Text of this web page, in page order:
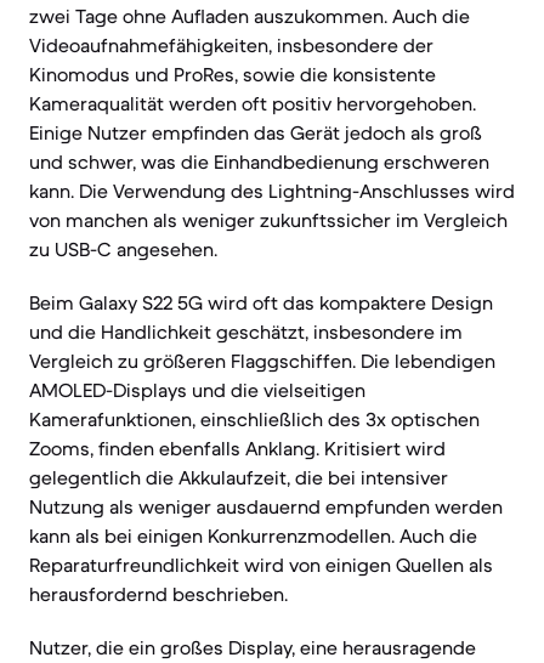
zwei Tage ohne Aufladen auszukommen. Auch die
Videoaufnahmefähigkeiten, insbesondere der
Kinomodus und ProRes, sowie die konsistente
Kameraqualität werden oft positiv hervorgehoben.
Einige Nutzer empfinden das Gerät jedoch als groß
und schwer, was die Einhandbedienung erschweren
kann. Die Verwendung des Lightning-Anschlusses wird
von manchen als weniger zukunftssicher im Vergleich
zu USB-C angesehen.
Beim Galaxy S22 5G wird oft das kompaktere Design
und die Handlichkeit geschätzt, insbesondere im
Vergleich zu größeren Flaggschiffen. Die lebendigen
AMOLED-Displays und die vielseitigen
Kamerafunktionen, einschließlich des 3x optischen
Zooms, finden ebenfalls Anklang. Kritisiert wird
gelegentlich die Akkulaufzeit, die bei intensiver
Nutzung als weniger ausdauernd empfunden werden
kann als bei einigen Konkurrenzmodellen. Auch die
Reparaturfreundlichkeit wird von einigen Quellen als
herausfordernd beschrieben.
Nutzer, die ein großes Display, eine herausragende